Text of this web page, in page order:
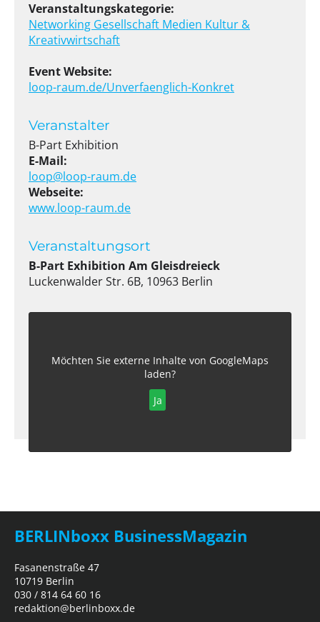
Veranstaltungskategorie:
Networking Gesellschaft Medien Kultur &
Kreativwirtschaft
Event Website:
loop-raum.de/Unverfaenglich-Konkret
Veranstalter
B-Part Exhibition
E-Mail:
loop@loop-raum.de
Webseite:
www.loop-raum.de
Veranstaltungsort
B-Part Exhibition Am Gleisdreieck
Luckenwalder Str. 6B, 10963 Berlin
Möchten Sie externe Inhalte von GoogleMaps
laden?
Ja
BERLINboxx BusinessMagazin
Fasanenstraße 47
10719 Berlin
030 / 814 64 60 16
redaktion@berlinboxx.de